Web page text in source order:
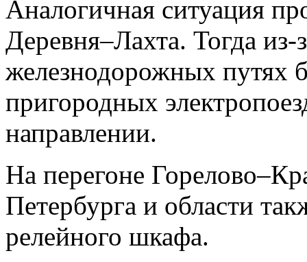
Аналогичная ситуация
Деревня–Лахта. Тогда из-
железнодорожных путях
пригородных
направлении.
На перегоне
Петербурга и области
релейного шкафа.